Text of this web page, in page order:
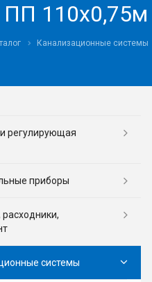
ПП
Канализационные системы
регулирующая
приборы
системы